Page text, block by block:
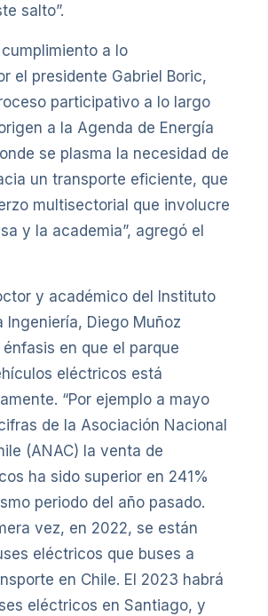
salto”.
a lo
el presidente Gabriel Boric,
participativo a lo largo
a la Agenda de Energía
se plasma la necesidad de
un transporte eficiente, que
multisectorial que involucre
y la academia”, agregó el
y académico del Instituto
Ingeniería, Diego Muñoz
en que el parque
eléctricos está
“Por ejemplo a mayo
de la Asociación Nacional
(ANAC) la venta de
ha sido superior en 241%
periodo del año pasado.
vez, en 2022, se están
eléctricos que buses a
en Chile. El 2023 habrá
eléctricos en Santiago, y